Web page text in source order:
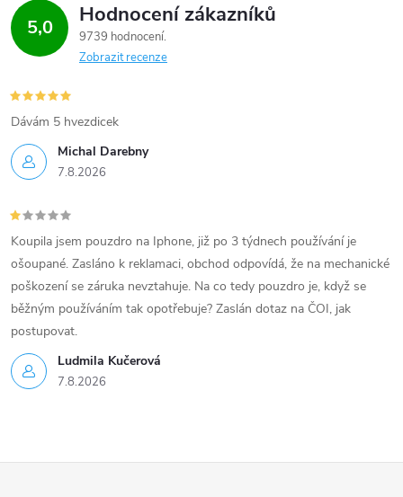
5,0 Hodnocení zákazníků
9739 hodnocení
Zobrazit recenze
Michal Darebny
7.8.2026
Dávám 5 hvezdicek
Ludmila Kučerová
7.8.2026
Koupila jsem pouzdro na Iphone, již po 3 týdnech používání je
ošoupané. Zasláno k reklamaci, obchod odpovídá, že na mechanické
poškození se záruka nevztahuje. Na co tedy pouzdro je, když se
běžným používáním tak opotřebuje? Zaslán dotaz na ČOI, jak
postupovat.